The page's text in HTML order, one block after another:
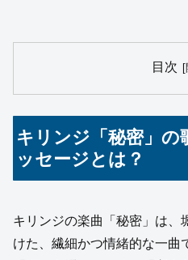
目次
キリンジ「秘密」の
ッセージとは？
キリンジの楽曲「秘密」は、
けた、繊細かつ情緒的な一曲